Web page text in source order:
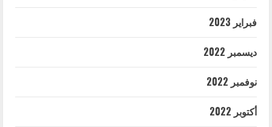
فبراير 2023
ديسمبر 2022
نوفمبر 2022
أكتوبر 2022